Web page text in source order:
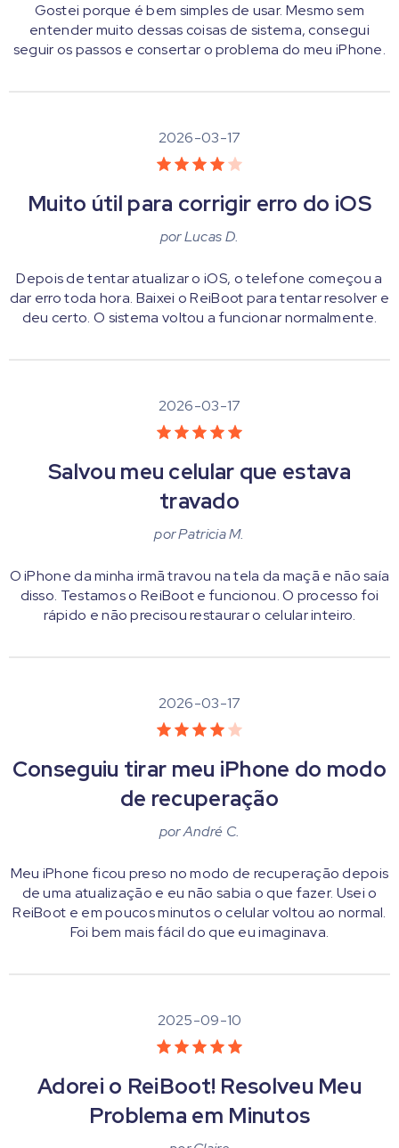
Gostei porque é bem simples de usar. Mesmo sem
entender muito dessas coisas de sistema, consegui
seguir os passos e consertar o problema do meu iPhone.
2026-03-17
Muito útil para corrigir erro do iOS
porLucas D.
Depois de tentar atualizar o iOS, o telefone começou a
dar erro toda hora. Baixei o ReiBoot para tentar resolver e
deu certo. O sistema voltou a funcionar normalmente.
2026-03-17
Salvou meu celular que estava
travado
porPatricia M.
O iPhone da minha irmã travou na tela da maçã e não saía
disso. Testamos o ReiBoot e funcionou. O processo foi
rápido e não precisou restaurar o celular inteiro.
2026-03-17
Conseguiu tirar meu iPhone do modo
de recuperação
porAndré C.
Meu iPhone ficou preso no modo de recuperação depois
de uma atualização e eu não sabia o que fazer. Usei o
ReiBoot e em poucos minutos o celular voltou ao normal.
Foi bem mais fácil do que eu imaginava.
2025-09-10
Adorei o ReiBoot! Resolveu Meu
Problema em Minutos